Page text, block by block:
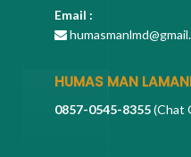
Email :
HUMAS MAN
0857-0545-8355(Chat